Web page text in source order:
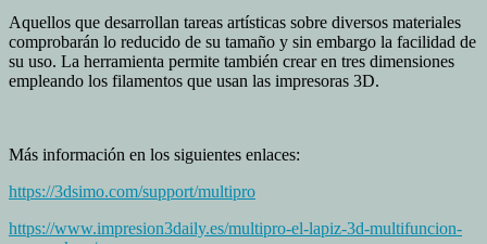
Aquellos que desarrollan tareas artísticas sobre diversos materiales
comprobarán lo reducido de su tamaño y sin embargo la facilidad de
su uso. La herramienta permite también crear en tres dimensiones
empleando los filamentos que usan las impresoras 3D.
Más información en los siguientes enlaces:
https://3dsimo.com/support/multipro
https://www.impresion3daily.es/multipro-el-lapiz-3d-multifuncion-